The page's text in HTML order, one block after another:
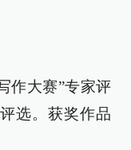
作大赛”专家评
选。获奖作品